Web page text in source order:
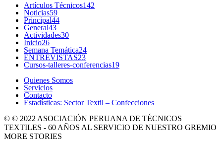
Artículos Técnicos142
Noticias59
Principal44
General43
Actividades30
Inicio26
Semana Temática24
ENTREVISTAS23
Cursos-talleres-conferencias19
Quienes Somos
Servicios
Contacto
Estadísticas: Sector Textil – Confecciones
© © 2022 ASOCIACIÓN PERUANA DE TÉCNICOS
TEXTILES - 60 AÑOS AL SERVICIO DE NUESTRO GREMIO
MORE STORIES